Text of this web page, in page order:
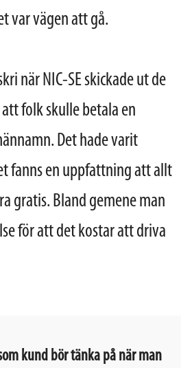
var vägen att gå.
när NIC-SE skickade ut de
folk skulle betala en
Det hade varit
fanns en uppfattning att allt
gratis. Bland gemene man
för att det kostar att driva
kund bör tänka på när man